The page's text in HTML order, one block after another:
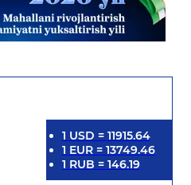
1 USD = 11915.64
1 EUR= 13749.46
1 RUB = 146.19